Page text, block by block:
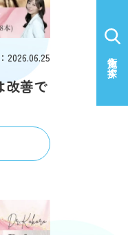
施術を探す
2026.06.25
改善で